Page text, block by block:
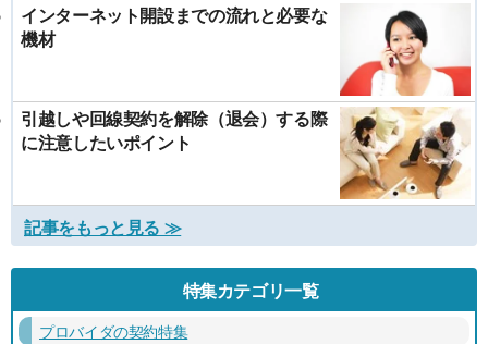
インターネット開設までの流れと必要な
機材
引越しや回線契約を解除（退会）する際
に注意したいポイント
記事をもっと見る ≫
特集カテゴリ一覧
プロバイダの契約特集